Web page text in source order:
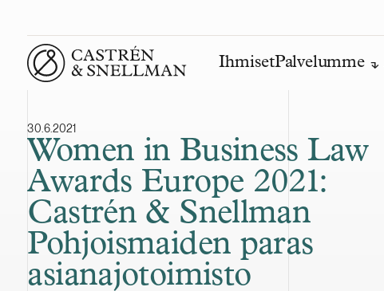
Front page
IhmisetPalvelumme
30.6.2021
Women in Business Law
Awards Europe 2021:
Castrén & Snellman
Pohjoismaiden paras
asianajotoimisto